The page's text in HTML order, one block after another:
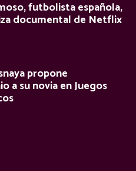
futbolista española,
documental de Netflix
propone
a su novia en Juegos